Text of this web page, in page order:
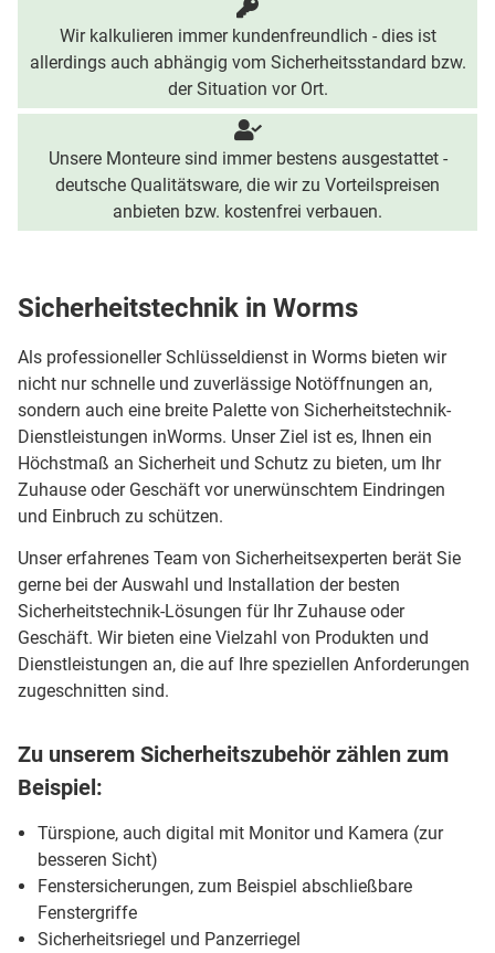
Wir kalkulieren immer kundenfreundlich - dies ist
allerdings auch abhängig vom Sicherheitsstandard bzw.
der Situation vor Ort.
Unsere Monteure sind immer bestens ausgestattet -
deutsche Qualitätsware, die wir zu Vorteilspreisen
anbieten bzw. kostenfrei verbauen.
Sicherheitstechnik in Worms
Als professioneller Schlüsseldienst in Worms bieten wir
nicht nur schnelle und zuverlässige Notöffnungen an,
sondern auch eine breite Palette von Sicherheitstechnik-
Dienstleistungen inWorms. Unser Ziel ist es, Ihnen ein
Höchstmaß an Sicherheit und Schutz zu bieten, um Ihr
Zuhause oder Geschäft vor unerwünschtem Eindringen
und Einbruch zu schützen.
Unser erfahrenes Team von Sicherheitsexperten berät Sie
gerne bei der Auswahl und Installation der besten
Sicherheitstechnik-Lösungen für Ihr Zuhause oder
Geschäft. Wir bieten eine Vielzahl von Produkten und
Dienstleistungen an, die auf Ihre speziellen Anforderungen
zugeschnitten sind.
Zu unserem Sicherheitszubehör zählen zum
Beispiel:
Türspione, auch digital mit Monitor und Kamera (zur
besseren Sicht)
Fenstersicherungen, zum Beispiel abschließbare
Fenstergriffe
Sicherheitsriegel und Panzerriegel